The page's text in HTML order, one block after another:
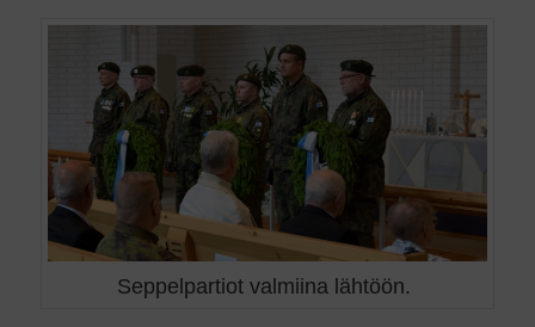
Seppelpartiot valmiina lähtöön.